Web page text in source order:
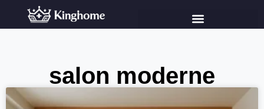
salon moderne